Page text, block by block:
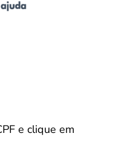
e clique em